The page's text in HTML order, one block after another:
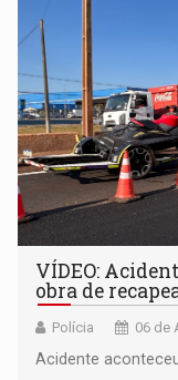
VÍDEO:
obra de
Polícia 06 de
Acidente